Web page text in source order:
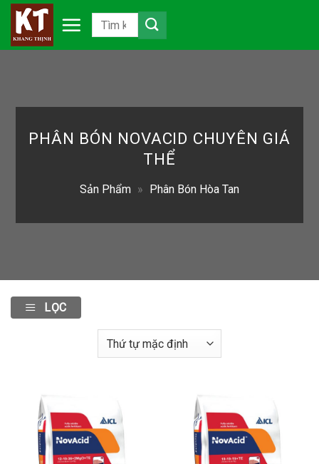
Chuyển
nội
PHÂN BÓN NOVACID CHUYÊN GIÁ
THỂ
Sản Phẩm » Phân Bón Hòa Tan
LỌC